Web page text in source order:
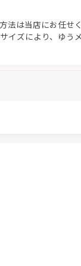
法は当店にお任せく
イズにより、ゆうメ